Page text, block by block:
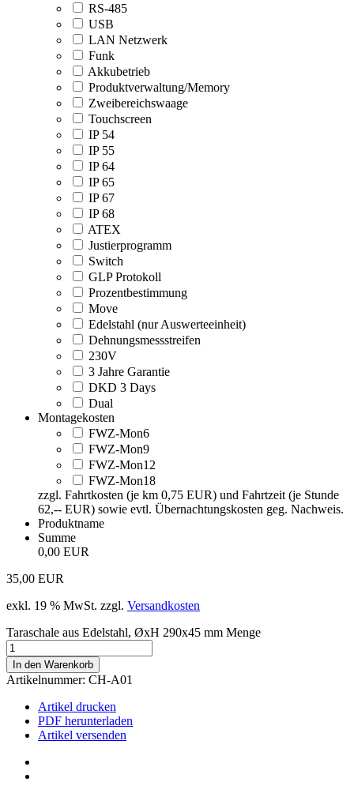
RS-485
USB
LAN Netzwerk
Funk
Akkubetrieb
Produktverwaltung/Memory
Zweibereichswaage
Touchscreen
IP 54
IP 55
IP 64
IP 65
IP 67
IP 68
ATEX
Justierprogramm
Switch
GLP Protokoll
Prozentbestimmung
Move
Edelstahl (nur Auswerteeinheit)
Dehnungsmessstreifen
230V
3 Jahre Garantie
DKD 3 Days
Dual
Montagekosten
FWZ-Mon6
FWZ-Mon9
FWZ-Mon12
FWZ-Mon18
zzgl. Fahrtkosten (je km 0,75 EUR) und Fahrtzeit (je Stunde
62,-- EUR) sowie evtl. Übernachtungskosten geg. Nachweis.
Produktname
Summe
0,00 EUR
35,00 EUR
exkl. 19 % MwSt. zzgl. Versandkosten
Taraschale aus Edelstahl, ØxH 290x45 mm Menge
In den Warenkorb
Artikelnummer: CH-A01
Artikel drucken
PDF herunterladen
Artikel versenden